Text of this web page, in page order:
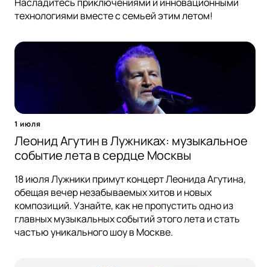
Насладитесь приключениями и инновационными
технологиями вместе с семьей этим летом!
1 июля
Леонид Агутин в Лужниках: музыкальное
событие лета в сердце Москвы
18 июля Лужники примут концерт Леонида Агутина,
обещая вечер незабываемых хитов и новых
композиций. Узнайте, как не пропустить одно из
главных музыкальных событий этого лета и стать
частью уникального шоу в Москве.